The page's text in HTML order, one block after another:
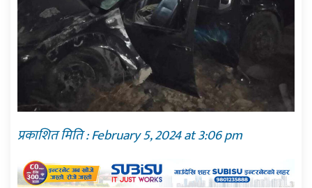
प्रकाशित मिति : February 5, 2024 at 3:06 pm